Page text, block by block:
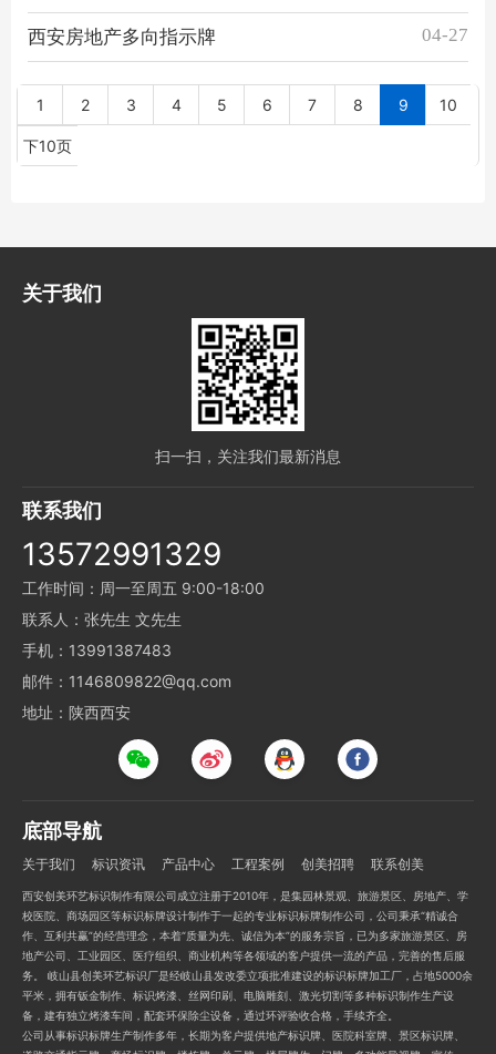
西安房地产多向指示牌 04-27
1 2 3 4 5 6 7 8 9 10
下10页
关于我们
扫一扫，关注我们最新消息
联系我们
13572991329
工作时间：周一至周五 9:00-18:00
联系人：张先生 文先生
手机：13991387483
邮件：1146809822@qq.com
地址：陕西西安
底部导航
关于我们 标识资讯 产品中心 工程案例 创美招聘 联系创美
西安创美环艺标识制作有限公司成立注册于2010年，是集园林景观、旅游景区、房地产、学
校医院、商场园区等标识标牌设计制作于一起的专业标识标牌制作公司，公司秉承“精诚合
作、互利共赢”的经营理念，本着“质量为先、诚信为本”的服务宗旨，已为多家旅游景区、房
地产公司、工业园区、医疗组织、商业机构等各领域的客户提供一流的产品，完善的售后服
务。 岐山县创美环艺标识厂是经岐山县发改委立项批准建设的标识标牌加工厂，占地5000余
平米，拥有钣金制作、标识烤漆、丝网印刷、电脑雕刻、激光切割等多种标识制作生产设
备，建有独立烤漆车间，配套环保除尘设备，通过环评验收合格，手续齐全。
公司从事标识标牌生产制作多年，长期为客户提供地产标识牌、医院科室牌、景区标识牌、